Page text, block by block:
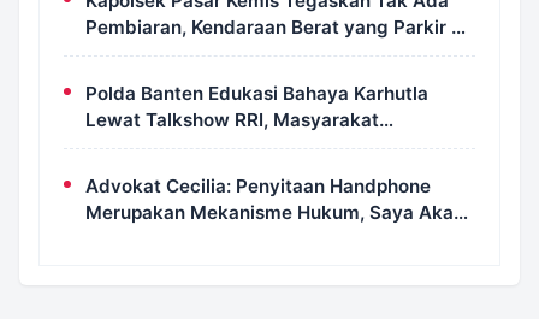
Pembiaran, Kendaraan Berat yang Parkir di
Bahu Jalan Langsung Ditertibkan
Polda Banten Edukasi Bahaya Karhutla
Lewat Talkshow RRI, Masyarakat
Diingatkan Ancaman Pidana Pembakaran
Advokat Cecilia: Penyitaan Handphone
Merupakan Mekanisme Hukum, Saya Akan